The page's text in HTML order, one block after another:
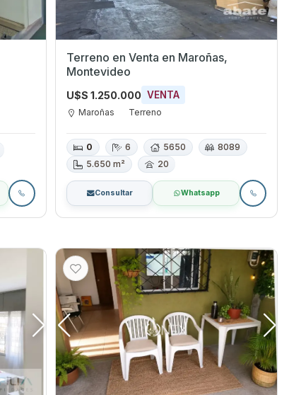
Terreno en Venta en Maroñas,
Montevideo
U$S 1.250.000 VENTA
Maroñas Terreno
0 6 5650
8089
5.650 m²
20
Consultar Whatsapp